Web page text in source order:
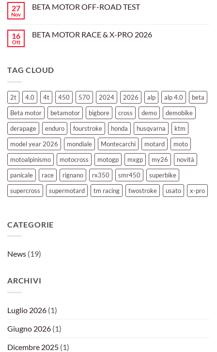
è
arrivata
Motocross
èBeta
27
Nov
BETA MOTOR OFF-ROAD TEST
BETA
16
Ott
BETA MOTOR RACE & X-PRO 2026
MOTOR
PRO
2026
TAG CLOUD
2t 4.0 4t 450 570 2024 2026 alp alp 4.0
beta
Beta motor
betamotor bigbore cross demo
demobike
derapage
enduro fourstroke honda husqvarna
ktm
model year 2026
mondiale Montecarchi motard
moto
motoalpinismo
motocross motogp mxgp my26
novità
panicale
race rignano rx350 smr450
superbike
supercross
supermotard tm racing twostroke usato x-pro
CATEGORIE
News (19)
ARCHIVI
Luglio 2026 (1)
Giugno 2026 (1)
Dicembre 2025 (1)